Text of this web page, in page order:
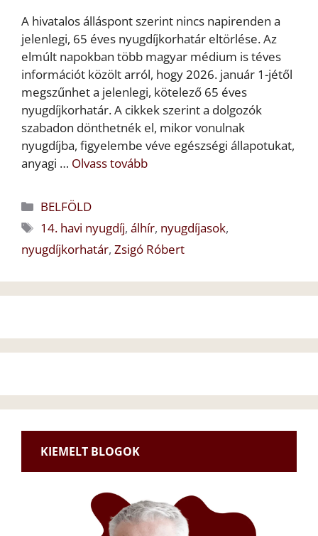
A hivatalos álláspont szerint nincs napirenden a
jelenlegi, 65 éves nyugdíjkorhatár eltörlése. Az
elmúlt napokban több magyar médium is téves
információt közölt arról, hogy 2026. január 1-jétől
megszűnhet a jelenlegi, kötelező 65 éves
nyugdíjkorhatár. A cikkek szerint a dolgozók
szabadon dönthetnék el, mikor vonulnak
nyugdíjba, figyelembe véve egészségi állapotukat,
anyagi … Olvass tovább
Kategória
BELFÖLD
Címkék
14. havi nyugdíj,álhír, nyugdíjasok,
nyugdíjkorhatár, Zsigó Róbert
KIEMELT BLOGOK